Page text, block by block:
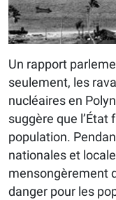
Un rapport
seulement, les
nucléaires en
suggère que l’État
population.
nationales et
mensongèrement
danger pour les